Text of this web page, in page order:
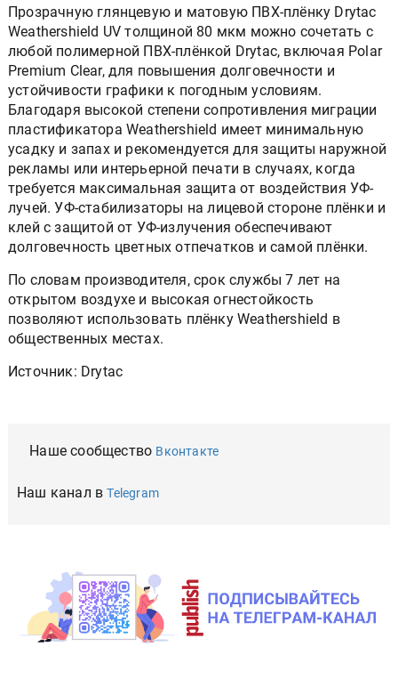
Прозрачную глянцевую и матовую ПВХ-плёнку Drytac
Weathershield UV толщиной 80 мкм можно сочетать с
любой полимерной ПВХ-плёнкой Drytac, включая Polar
Premium Clear, для повышения долговечности и
устойчивости графики к погодным условиям.
Благодаря высокой степени сопротивления миграции
пластификатора Weathershield имеет минимальную
усадку и запах и рекомендуется для защиты наружной
рекламы или интерьерной печати в случаях, когда
требуется максимальная защита от воздействия УФ-
лучей. УФ-стабилизаторы на лицевой стороне плёнки и
клей с защитой от УФ-излучения обеспечивают
долговечность цветных отпечатков и самой плёнки.
По словам производителя, срок службы 7 лет на
открытом воздухе и высокая огнестойкость
позволяют использовать плёнку Weathershield в
общественных местах.
Источник: Drytac
Наше сообщество Вконтакте
Наш канал вTelegram